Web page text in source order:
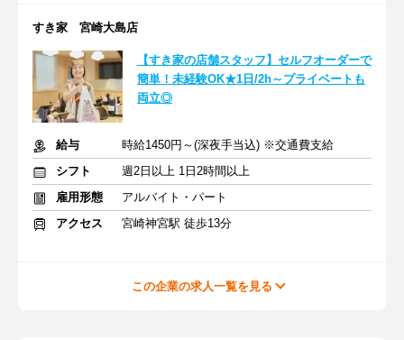
すき家 宮崎大島店
【すき家の店舗スタッフ】セルフオーダーで
簡単！未経験OK★1日/2h～プライベートも
両立◎
給与
時給1450円～(深夜手当込) ※交通費支給
シフト
週2日以上 1日2時間以上
雇用形態
アルバイト・パート
アクセス
宮崎神宮駅 徒歩13分
この企業の求人一覧を見る